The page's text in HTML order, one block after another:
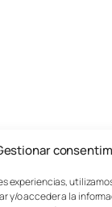
experiencias,
y/o acceder a la